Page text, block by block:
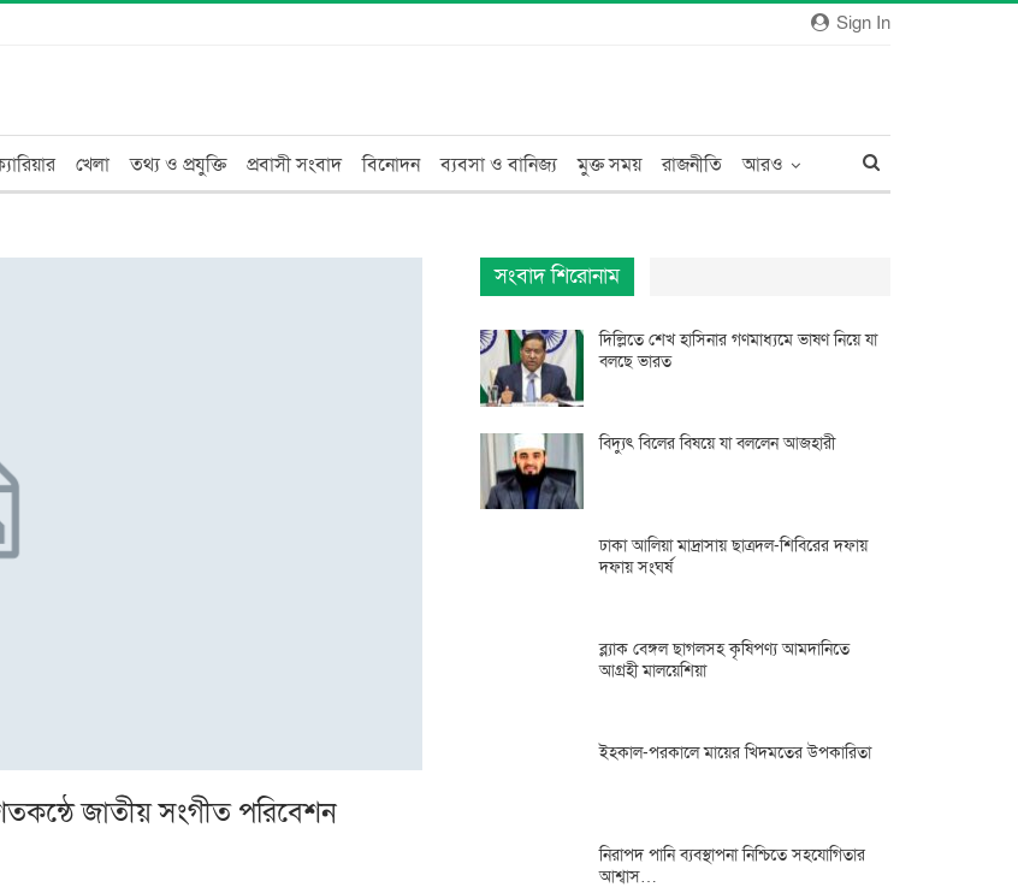
Sign In
খেলা তথ্য ও প্রযুক্তি প্রবাসী সংবাদ বিনোদন ব্যবসা ও বানিজ্য মুক্ত সময় রাজনীতি আরও
জাতীয় সংগীত পরিবেশন
সংবাদ শিরোনাম
দিল্লিতে শেখ হাসিনার গণমাধ্যমে ভাষণ নিয়ে যা
বলছে ভারত
বিদ্যুৎ বিলের বিষয়ে যা বললেন আজহারী
ঢাকা আলিয়া মাদ্রাসায় ছাত্রদল-শিবিরের দফায়
দফায় সংঘর্ষ
ব্ল্যাক বেঙ্গল ছাগলসহ কৃষিপণ্য আমদানিতে
আগ্রহী মালয়েশিয়া
ইহকাল-পরকালে মায়ের খিদমতের উপকারিতা
নিরাপদ পানি ব্যবস্থাপনা নিশ্চিতে সহযোগিতার
আশ্বাস…